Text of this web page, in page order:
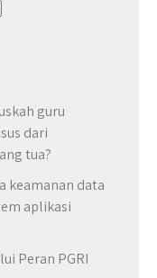
guru
dari
tua?
keamanan data
aplikasi
Peran PGRI